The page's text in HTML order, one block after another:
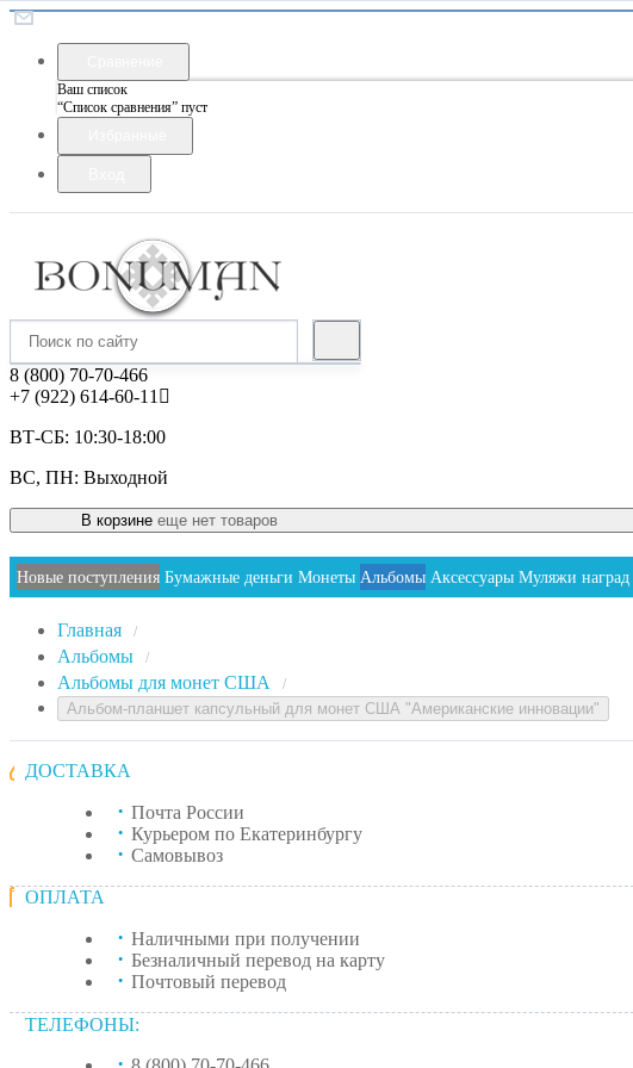
Ваш список
“Список сравнения” пуст
8 (800) 70-70-466
+7 (922) 614-60-11
ВТ-СБ: 10:30-18:00
ВС, ПН: Выходной
В корзине еще нет товаров
Новые поступления Бумажные деньги Монеты Альбомы Аксессуары Муляжи наград
Главная /
Альбомы /
Альбомы для монет США /
Альбом-планшет капсульный для монет США "Американские инновации"
ДОСТАВКА
Почта России
Курьером по Екатеринбургу
Самовывоз
ОПЛАТА
Наличными при получении
Безналичный перевод на карту
Почтовый перевод
ТЕЛЕФОНЫ: